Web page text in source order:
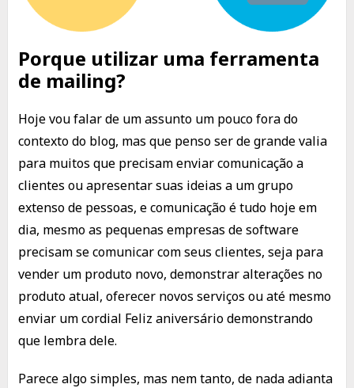
Porque utilizar uma ferramenta
de mailing?
Hoje vou falar de um assunto um pouco fora do
contexto do blog, mas que penso ser de grande valia
para muitos que precisam enviar comunicação a
clientes ou apresentar suas ideias a um grupo
extenso de pessoas, e comunicação é tudo hoje em
dia, mesmo as pequenas empresas de software
precisam se comunicar com seus clientes, seja para
vender um produto novo, demonstrar alterações no
produto atual, oferecer novos serviços ou até mesmo
enviar um cordial Feliz aniversário demonstrando
que lembra dele.
Parece algo simples, mas nem tanto, de nada adianta